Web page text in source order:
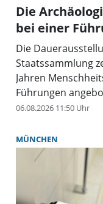
Die
bei einer
Die
Staatssammlung
Jahren
Führungen
06.08.2026 11:50 Uhr
MÜNCHEN